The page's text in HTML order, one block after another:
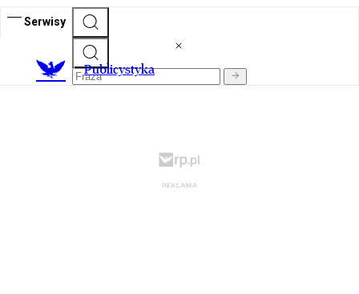
Serwisy
Publicystyka